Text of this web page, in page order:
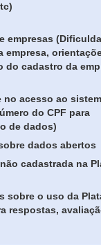
empresas
empresa,
do cadastro da
no acesso ao
do CPF para
de dados)
dados abertos
cadastrada na
sobre o uso da
respostas,